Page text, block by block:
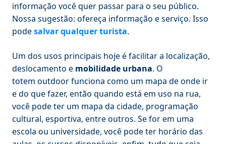
informação você quer passar para o seu público.
Nossa sugestão: ofereça informação e serviço. Isso
podesalvar qualquer turista.
Um dos usos principais hoje é facilitar a localização,
deslocamento e mobilidade urbana. O
totem outdoor funciona como um mapa de onde ir
e do que fazer, então quando está em uso na rua,
você pode ter um mapa da cidade, programação
cultural, esportiva, entre outros. Se for em uma
escola ou universidade, você pode ter horário das